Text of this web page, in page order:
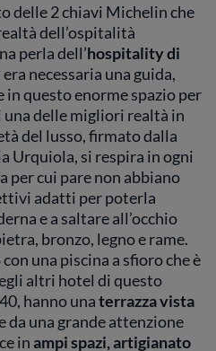
delle 2 chiavi Michelin che
dell’ospitalità
perla dell’hospitality di
necessaria una guida,
in questo enorme spazio per
delle migliori realtà in
del lusso, firmato dalla
Urquiola, si respira in ogni
per cui pare non abbiano
adatti per poterla
e a saltare all’occhio
bronzo, legno e rame.
una piscina a sfioro che è
altri hotel di questo
hanno unaterrazza vista
da una grande attenzione
inampi spazi, artigianato